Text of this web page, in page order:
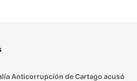
Anticorrupción de Cartago acusó